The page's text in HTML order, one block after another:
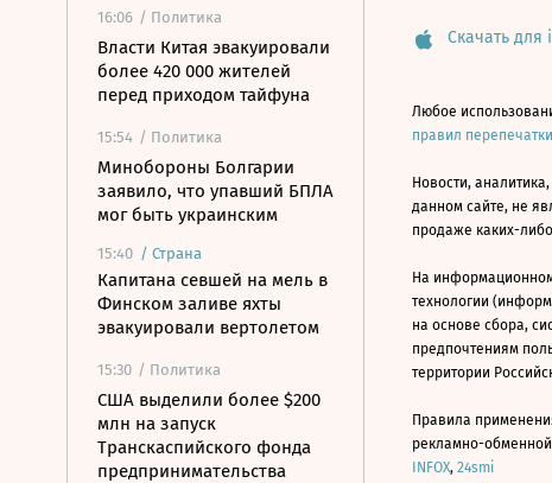
16:06 / Политика
Власти Китая эвакуировали
более 420 000 жителей
перед приходом тайфуна
15:54 / Политика
Минобороны Болгарии
заявило, что упавший БПЛА
мог быть украинским
15:40 / Страна
Капитана севшей на мель в
Финском заливе яхты
эвакуировали вертолетом
15:30 / Политика
США выделили более $200
млн на запуск
Транскаспийского фонда
предпринимательства
Скачать для
Любое
правил перепечатки
Новости,
данном сайте, не
продаже каких-
На
технологии
на основе сбора,
предпочтениям
территории
Правила
рекламно-
INFOX, 24smi